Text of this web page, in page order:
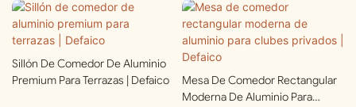
Sillón De Comedor De Aluminio
Premium Para Terrazas | Defaico
Mesa De Comedor Rectangular
Moderna De Aluminio Para